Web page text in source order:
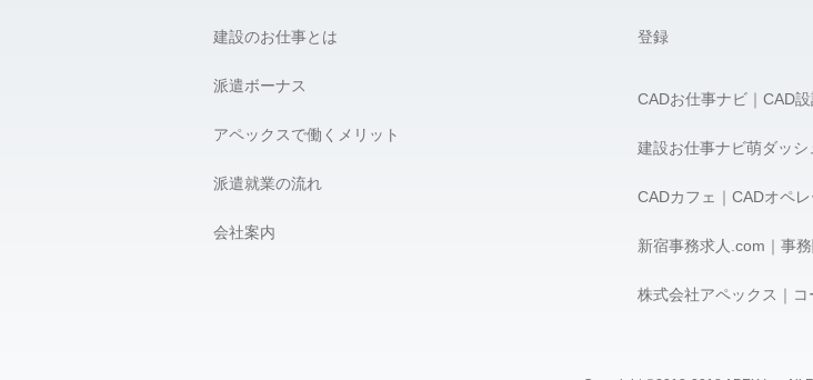
建設のお仕事とは
派遣ボーナス
アペックスで働くメリット
派遣就業の流れ
会社案内
登録
CADお仕事ナビ｜CAD
建設お仕事ナビ萌ダッ
CADカフェ｜CADオペ
新宿事務求人.com｜事
株式会社アペックス｜コ